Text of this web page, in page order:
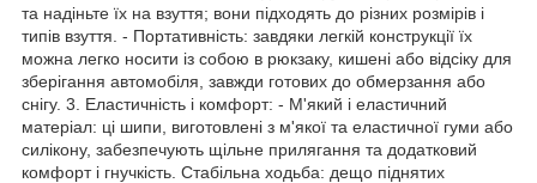
та надіньте їх на взуття; вони підходять до різних розмірів і
типів взуття. - Портативність: завдяки легкій конструкції їх
можна легко носити із собою в рюкзаку, кишені або відсіку для
зберігання автомобіля, завжди готових до обмерзання або
снігу. 3. Еластичність і комфорт: - М'який і еластичний
матеріал: ці шипи, виготовлені з м'якої та еластичної гуми або
силікону, забезпечують щільне прилягання та додатковий
комфорт і гнучкість. Стабільна ходьба: дещо піднятих